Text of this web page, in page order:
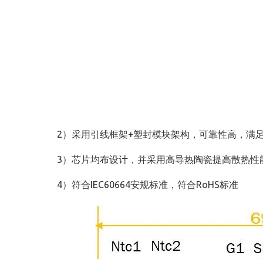
2）采用引线框架+塑封模块架构，可靠性高，满
3）芯片均布设计，并采用⾼导热陶瓷提⾼散热
4）符合IEC60664安规标准，符合RoHS标准